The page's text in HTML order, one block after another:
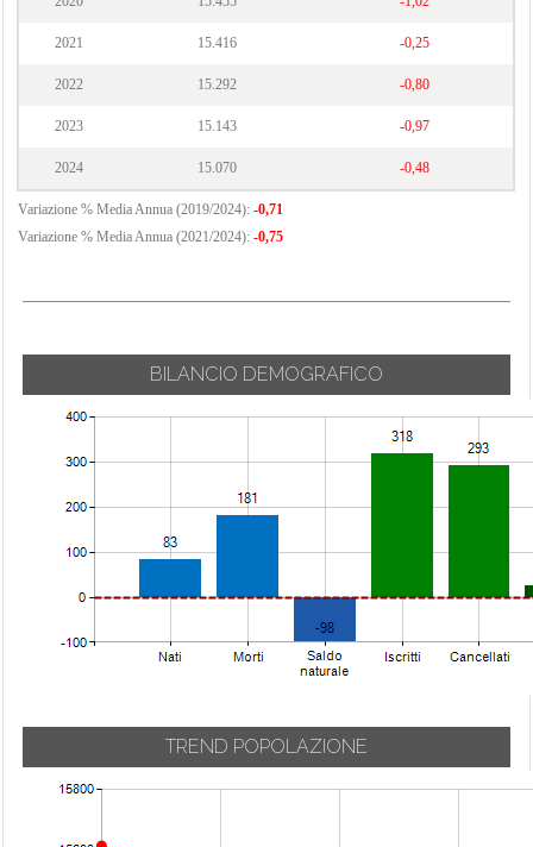
2021 15.416 -0,25
2022 15.292 -0,80
2023 15.143 -0,97
2024 15.070 -0,48
Variazione % Media Annua (2019/2024): -0,71
Variazione % Media Annua (2021/2024): -0,75
BILANCIO DEMOGRAFICO
TREND POPOLAZIONE